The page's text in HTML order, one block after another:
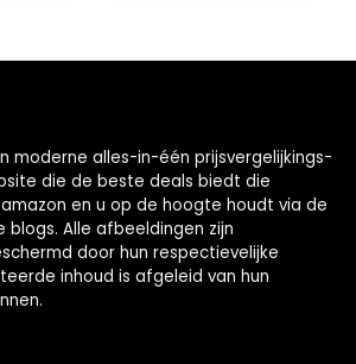
moderne alles-in-één prijsvergelijkings-
die de beste deals biedt die
en u op de hoogte houdt via de
Alle afbeeldingen zijn
door hun respectievelijke
inhoud is afgeleid van hun